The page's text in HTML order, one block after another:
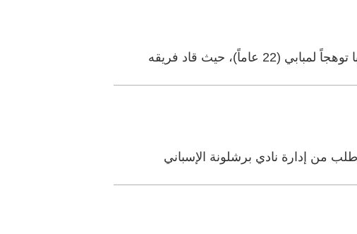
حيث قاد فريقه
من إدارة نادي برشلونة الإسباني